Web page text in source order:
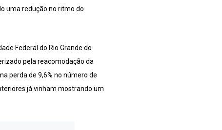
uma redução no ritmo do
Federal do Rio Grande do
pela reacomodação da
perda de 9,6% no número de
já vinham mostrando um